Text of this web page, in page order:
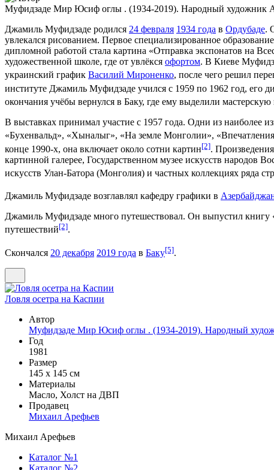
Муфидзаде Мир Юсиф оглы . (1934-2019). Народный художник
Джамиль Муфидзаде родился 24 февраля 1934 года в Ордубаде.
увлекался рисованием. Первое специализированное
дипломной работой стала картина «Отправка экспонатов на
художественной школе, где от увлёкся офортом. В Киеве
украинский график Василий Мироненко, после чего решил
институте Джамиль Муфидзаде учился с 1959 по 1962 год, его
окончания учёбы вернулся в Баку, где ему выделили
В выставках принимал участие с 1957 года. Одни из наиболее
«Бухенвальд», «Хыналыг», «На земле Монголии»,
конце 1990-х, она включает около сотни картин[2].
картинной галерее, Государственном музее искусств народов
искусств Улан-Батора (Монголия) и частных коллекциях ряда
Джамиль Муфидзаде возглавлял кафедру графики в
Джамиль Муфидзаде много путешествовал. Он выпустил
путешествий[2].
Скончался 20 декабря 2019 года в Баку[5].
Ловля осетра на Каспии
Автор
Муфидзаде Мир Юсиф оглы . (1934-2019). Народный
Год
1981
Размер
145 х 145 см
Материалы
Масло, Холст на ДВП
Продавец
Михаил Арефьев
Михаил Арефьев
Каталог №1